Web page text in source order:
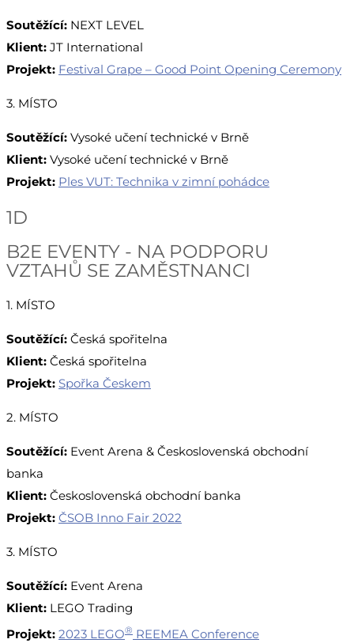
Soutěžící: NEXT LEVEL
Klient: JT International
Projekt: Festival Grape – Good Point Opening Ceremony
3. MÍSTO
Soutěžící: Vysoké učení technické v Brně
Klient: Vysoké učení technické v Brně
Projekt: Ples VUT: Technika v zimní pohádce
1D
B2E EVENTY - NA PODPORU
VZTAHŮ SE ZAMĚSTNANCI
1. MÍSTO
Soutěžící: Česká spořitelna
Klient: Česká spořitelna
Projekt: Spořka Českem
2. MÍSTO
Soutěžící: Event Arena & Československá obchodní
banka
Klient: Československá obchodní banka
Projekt: ČSOB Inno Fair 2022
3. MÍSTO
Soutěžící: Event Arena
Klient: LEGO Trading
Projekt: 2023 LEGO® REEMEA Conference